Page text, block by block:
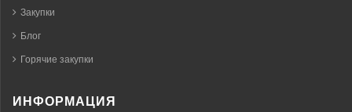
Закупки
Блог
Горячие закупки
ИНФОРМАЦИЯ